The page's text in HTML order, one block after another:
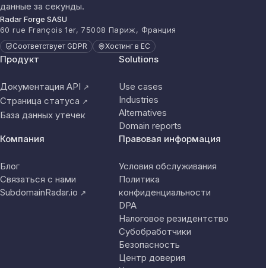
данные за секунды.
Radar Forge SASU
60 rue François 1er, 75008 Париж, Франция
Соответствует GDPR Хостинг в ЕС
Продукт
Документация API ↗
Страница статуса ↗
База данных утечек
Solutions
Use cases
Industries
Alternatives
Domain reports
Компания
Блог
Связаться с нами
SubdomainRadar.io ↗
Правовая информация
Условия обслуживания
Политика
конфиденциальности
DPA
Налоговое резидентство
Субобработчики
Безопасность
Центр доверия